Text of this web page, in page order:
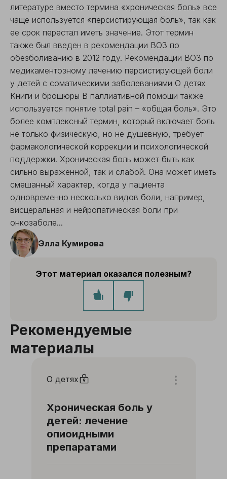
литературе вместо термина «хроническая боль» все
чаще используется «персистирующая боль», так как
ее срок перестал иметь значение. Этот термин
также был введен в рекомендации ВОЗ по
обезболиванию в 2012 году. Рекомендации ВОЗ по
медикаментозному лечению персистирующей боли
у детей с соматическими заболеваниями О детях
Книги и брошюры В паллиативной помощи также
используется понятие total pain – «общая боль». Это
более комплексный термин, который включает боль
не только физическую, но не душевную, требует
фармакологической коррекции и психологической
поддержки. Хроническая боль может быть как
сильно выраженной, так и слабой. Она может иметь
смешанный характер, когда у пациента
одновременно несколько видов боли, например,
висцеральная и нейропатическая боли при
онкозаболе...
Элла Кумирова
Этот материал оказался полезным?
Рекомендуемые
материалы
О детях
Хроническая боль у
детей: лечение
опиоидными
препаратами